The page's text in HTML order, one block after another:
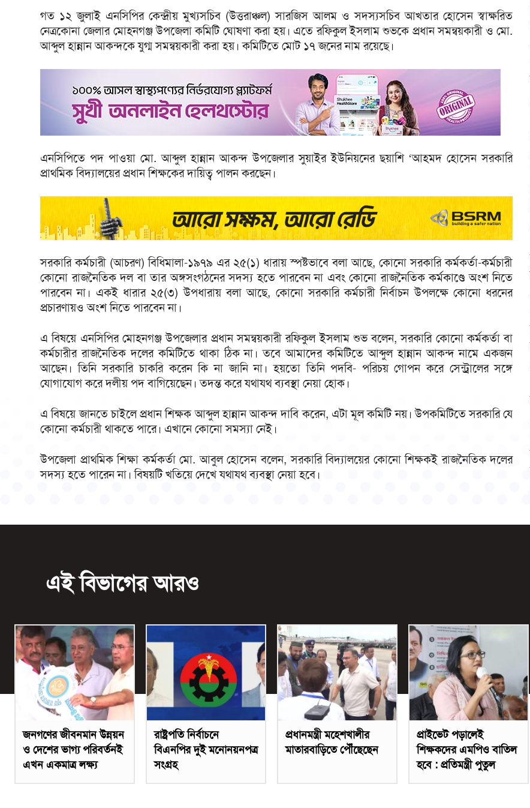
গত ১২ জুলাই এনসিপির কেন্দ্রীয় মুখ্যসচিব (উত্তরাঞ্চল) সারজিস আলম ও সদস্যসচিব আখতার হোসেন স্বাক্ষরিত
নেত্রকোনা জেলার মোহনগঞ্জ উপজেলা কমিটি ঘোষণা করা হয়। এতে রফিকুল ইসলাম শুভকে প্রধান সমন্বয়কারী ও মো.
আব্দুল হান্নান আকন্দকে যুগ্ম সমন্বয়কারী করা হয়। কমিটিতে মোট ১৭ জনের নাম রয়েছে।
এনসিপিতে পদ পাওয়া মো. আব্দুল হান্নান আকন্দ উপজেলার সুয়াইর ইউনিয়নের ছয়াশি ‘আহমদ হোসেন সরকারি
প্রাথমিক বিদ্যালয়ের প্রধান শিক্ষকের দায়িত্ব পালন করছেন।
সরকারি কর্মচারী (আচরণ) বিধিমালা-১৯৭৯ এর ২৫(১) ধারায় স্পষ্টভাবে বলা আছে, কোনো সরকারি কর্মকর্তা-কর্মচারী
কোনো রাজনৈতিক দল বা তার অঙ্গসংগঠনের সদস্য হতে পারবেন না এবং কোনো রাজনৈতিক কর্মকাণ্ডে অংশ নিতে
পারবেন না। একই ধারার ২৫(৩) উপধারায় বলা আছে, কোনো সরকারি কর্মচারী নির্বাচন উপলক্ষে কোনো ধরনের
প্রচারণায়ও অংশ নিতে পারবেন না।
এ বিষয়ে এনসিপির মোহনগঞ্জ উপজেলার প্রধান সমন্বয়কারী রফিকুল ইসলাম শুভ বলেন, সরকারি কোনো কর্মকর্তা বা
কর্মচারীর রাজনৈতিক দলের কমিটিতে থাকা ঠিক না। তবে আমাদের কমিটিতে আব্দুল হান্নান আকন্দ নামে একজন
আছেন। তিনি সরকারি চাকরি করেন কি না জানি না। হয়তো তিনি পদবি- পরিচয় গোপন করে সেন্ট্রালের সঙ্গে
যোগাযোগ করে দলীয় পদ বাগিয়েছেন। তদন্ত করে যথাযথ ব্যবস্থা নেয়া হোক।
এ বিষয়ে জানতে চাইলে প্রধান শিক্ষক আব্দুল হান্নান আকন্দ দাবি করেন, এটা মূল কমিটি নয়। উপকমিটিতে সরকারি যে
কোনো কর্মচারী থাকতে পারে। এখানে কোনো সমস্যা নেই।
উপজেলা প্রাথমিক শিক্ষা কর্মকর্তা মো. আবুল হোসেন বলেন, সরকারি বিদ্যালয়ের কোনো শিক্ষকই রাজনৈতিক দলের
সদস্য হতে পারেন না। বিষয়টি খতিয়ে দেখে যথাযথ ব্যবস্থা নেয়া হবে।
এই বিভাগের আরও
জনগণের জীবনমান উন্নয়ন
ও দেশের ভাগ্য পরিবর্তনই
এখন একমাত্র লক্ষ্য
রাষ্ট্রপতি নির্বাচনে
বিএনপির দুই মনোনয়নপত্র
সংগ্রহ
প্রধানমন্ত্রী মহেশখালীর
মাতারবাড়িতে পৌঁছেছেন
প্রাইভেট পড়ালেই
শিক্ষকদের এমপিও বাতিল
হবে : প্রতিমন্ত্রী পুতুল